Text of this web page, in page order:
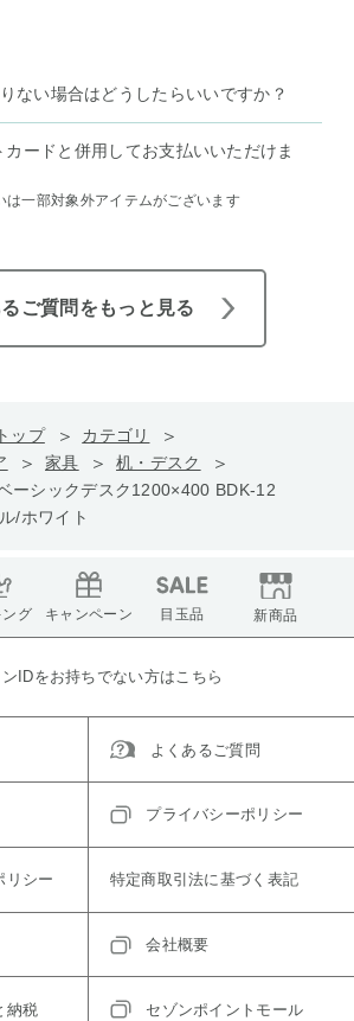
ない場合はどうしたらいいですか？
カードと併用してお支払いいただけま
一部対象外アイテムがございます
ご質問をもっと見る
ップ
カテゴリ
家具
机・デスク
ーシックデスク1200×400 BDK-12
/ホワイト
ング キャンペーン 目玉品 新商品
ンIDをお持ちでない方はこちら
よくあるご質問
プライバシーポリシー
リシー 特定商取引法に基づく表記
会社概要
納税 セゾンポイントモール